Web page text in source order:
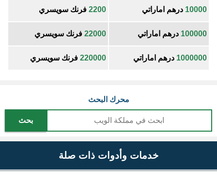
10000 درهم اماراتي 2200 فرنك سويسري
100000 درهم اماراتي 22000 فرنك سويسري
1000000 درهم اماراتي 220000 فرنك سويسري
محرك البحث
بحث
خدمات وأدوات ذات صلة